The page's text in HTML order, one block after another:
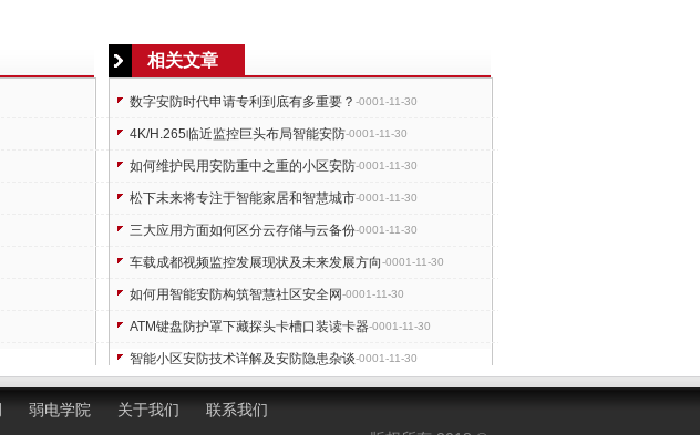
相关文章
数字安防时代申请专利到底有多重要？ -0001-11-30
4K/H.265临近监控巨头布局智能安防-0001-11-30
如何维护民用安防重中之重的小区安防-0001-11-30
松下未来将专注于智能家居和智慧城市-0001-11-30
三大应用方面如何区分云存储与云备份-0001-11-30
车载成都视频监控发展现状及未来发展方向-0001-11-30
如何用智能安防构筑智慧社区安全网-0001-11-30
ATM键盘防护罩下藏探头卡槽口装读卡器-0001-11-30
智能小区安防技术详解及安防隐患杂谈-0001-11-30
蓝牙技术联盟将主攻智能家居自动化市场-0001-11-30
弱电学院 关于我们
联系我们